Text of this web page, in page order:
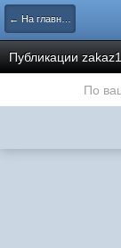
← На главную
Публикации
По